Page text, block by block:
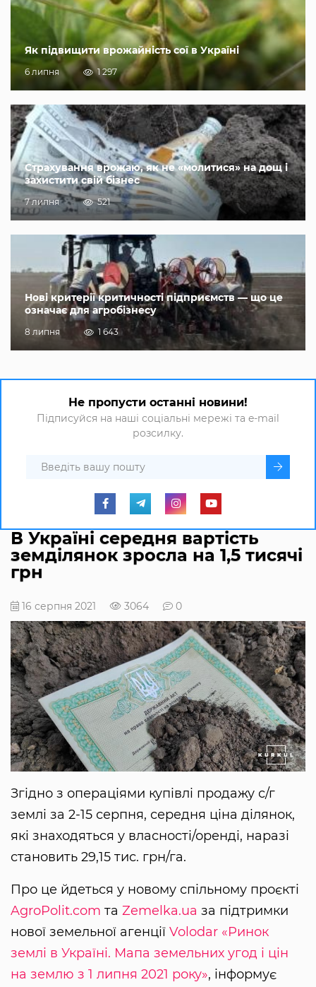
Як підвищити врожайність сої в Україні
6 липня 1 297
Страхування врожаю, як не «молитися» на дощ і
захистити свій бізнес
7 липня 521
Нові критерії критичності підприємств — що це
означає для агробізнесу
8 липня 1 643
Не пропусти останні новини!
Підписуйся на наші соціальні мережі та e-mail
розсилку.
В Україні середня вартість
земділянок зросла на 1,5 тисячі
грн
16 серпня 2021 3064 0
Згідно з операціями купівлі продажу с/г
землі за 2-15 серпня, середня ціна ділянок,
які знаходяться у власності/оренді, наразі
становить 29,15 тис. грн/га.
Про це йдеться у новому спільному проєкті
AgroPolit.com та Zemelka.ua за підтримки
нової земельної агенції Volodar «Ринок
землі в Україні. Мапа земельних угод і цін
на землю з 1 липня 2021 року», інформує